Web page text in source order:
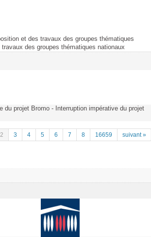
et des travaux des groupes thématiques
des groupes thématiques nationaux
projet Bromo - Interruption impérative du projet
2 3 4 5 6 7 8 16659 suivant »